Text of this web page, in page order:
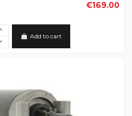
€169.00
Add to cart